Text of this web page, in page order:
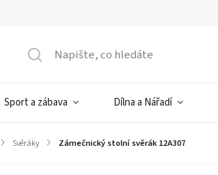
Sport a zábava Dílna a Nářadí
/ Svěráky / Zámečnický stolní svěrák 12A307